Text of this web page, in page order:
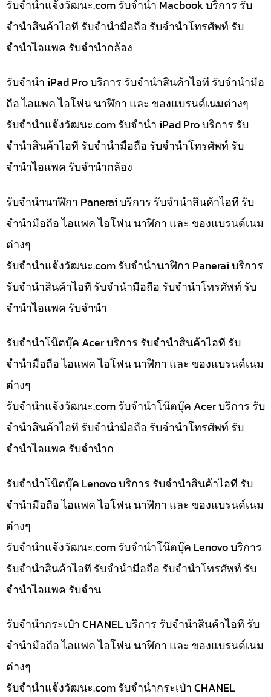
รับจํานําแจ้งวัฒนะ.com รับจำนำ Macbook บริการ รับ
จำนำสินค้าไอที รับจำนำมือถือ รับจำนำโทรศัพท์ รับ
จำนำไอแพค รับจำนำกล้อง
รับจำนำ iPad Pro บริการ รับจำนำสินค้าไอที รับจำนำมือ
ถือ ไอแพค ไอโฟน นาฬิกา และ ของแบรนด์เนมต่างๆ
รับจํานําแจ้งวัฒนะ.com รับจำนำ iPad Pro บริการ รับ
จำนำสินค้าไอที รับจำนำมือถือ รับจำนำโทรศัพท์ รับ
จำนำไอแพค รับจำนำกล้อง
รับจำนำนาฬิกา Panerai บริการ รับจำนำสินค้าไอที รับ
จำนำมือถือ ไอแพค ไอโฟน นาฬิกา และ ของแบรนด์เนม
ต่างๆ
รับจํานําแจ้งวัฒนะ.com รับจำนำนาฬิกา Panerai บริการ
รับจำนำสินค้าไอที รับจำนำมือถือ รับจำนำโทรศัพท์ รับ
จำนำไอแพค รับจำนำ
รับจำนำโน๊ตบุ๊ค Acer บริการ รับจำนำสินค้าไอที รับ
จำนำมือถือ ไอแพค ไอโฟน นาฬิกา และ ของแบรนด์เนม
ต่างๆ
รับจํานําแจ้งวัฒนะ.com รับจำนำโน๊ตบุ๊ค Acer บริการ รับ
จำนำสินค้าไอที รับจำนำมือถือ รับจำนำโทรศัพท์ รับ
จำนำไอแพค รับจำนำก
รับจำนำโน๊ตบุ๊ค Lenovo บริการ รับจำนำสินค้าไอที รับ
จำนำมือถือ ไอแพค ไอโฟน นาฬิกา และ ของแบรนด์เนม
ต่างๆ
รับจํานําแจ้งวัฒนะ.com รับจำนำโน๊ตบุ๊ค Lenovo บริการ
รับจำนำสินค้าไอที รับจำนำมือถือ รับจำนำโทรศัพท์ รับ
จำนำไอแพค รับจำน
รับจำนำกระเป๋า CHANEL บริการ รับจำนำสินค้าไอที รับ
จำนำมือถือ ไอแพค ไอโฟน นาฬิกา และ ของแบรนด์เนม
ต่างๆ
รับจํานําแจ้งวัฒนะ.com รับจำนำกระเป๋า CHANEL